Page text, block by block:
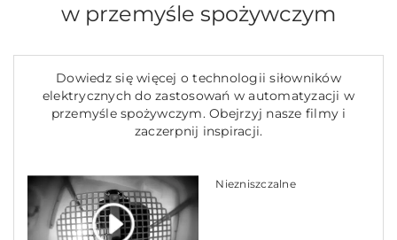
w przemyśle spożywczym
Dowiedz się więcej o technologii siłowników
elektrycznych do zastosowań w automatyzacji w
przemyśle spożywczym. Obejrzyj nasze filmy i
zaczerpnij inspiracji.
Niezniszczalne